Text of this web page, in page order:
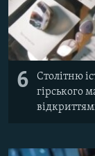
6
Столітню
гірського